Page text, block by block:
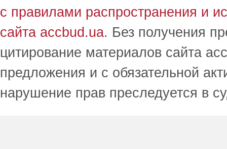
с правилами распространения и
сайта accbud.ua. Без получения
цитирование материалов сайта
предложения и с обязательной
нарушение прав преследуется в